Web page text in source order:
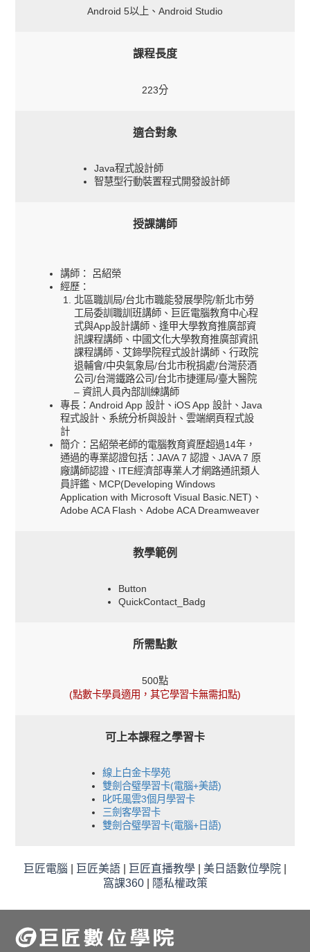
Android 5以上、Android Studio
課程長度
223分
適合對象
Java程式設計師
智慧型行動裝置程式開發設計師
授課講師
講師： 呂紹榮
經歷：
北區職訓局/台北市職能發展學院/新北市勞
工局委訓職訓班講師、巨匠電腦教育中心程
式與App設計講師、逢甲大學教育推廣部資
訊課程講師、中國文化大學教育推廣部資訊
課程講師、艾鍗學院程式設計講師、行政院
退輔會/中央氣象局/台北市稅捐處/台灣菸酒
公司/台灣鐵路公司/台北市捷運局/臺大醫院
– 資訊人員內部訓練講師
專長：Android App 設計、iOS App 設計、Java
程式設計、系統分析與設計、雲端網頁程式設
計
簡介：呂紹榮老師的電腦教育資歷超過14年，
通過的專業認證包括：JAVA 7 認證、JAVA 7 原
廠講師認證、ITE經濟部專業人才網路通訊類人
員評鑑、MCP(Developing Windows
Application with Microsoft Visual Basic.NET)、
Adobe ACA Flash、Adobe ACA Dreamweaver
教學範例
Button
QuickContact_Badg
所需點數
500點
(點數卡學員適用，其它學習卡無需扣點)
可上本課程之學習卡
線上白金卡學苑
雙劍合璧學習卡(電腦+美語)
叱吒風雲3個月學習卡
三劍客學習卡
雙劍合璧學習卡(電腦+日語)
巨匠電腦 巨匠美語 巨匠直播教學 美日語數位學院
窩課360
隱私權政策